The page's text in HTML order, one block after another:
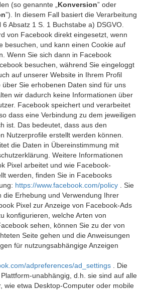
(so genannte „ Konversion” oder
”). In diesem Fall basiert die Verarbeitung
Absatz 1 S. 1 Buchstabe a) DSGVO.
von Facebook direkt eingesetzt, wenn
besuchen, und kann einen Cookie auf
Wenn Sie sich dann in Facebook
besuchen, während Sie eingeloggt
auf unserer Website in Ihrem Profil
über Sie erhobenen Daten sind für uns
wir dadurch keine Informationen über
Facebook speichert und verarbeitet
dass eine Verbindung zu dem jeweiligen
ist. Das bedeutet, dass aus den
Nutzerprofile erstellt werden können.
die Daten in Übereinstimmung mit
Weitere Informationen
Pixel arbeitet und wie Facebook-
werden, finden Sie in Facebooks
https://www.facebook.com/policy
. Sie
die Erhebung und Verwendung Ihrer
Pixel zur Anzeige von Facebook-Ads
konfigurieren, welche Arten von
sehen, können Sie zu der von
Seite gehen und die Anweisungen
für nutzungsabhängige Anzeigen
adpreferences/ad_settings
. Die
unabhängig, d.h. sie sind auf alle
wie etwa Desktop-Computer oder mobile